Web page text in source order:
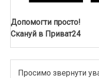
Допомогти просто!
Скануй в Приват24
Просимо звернути